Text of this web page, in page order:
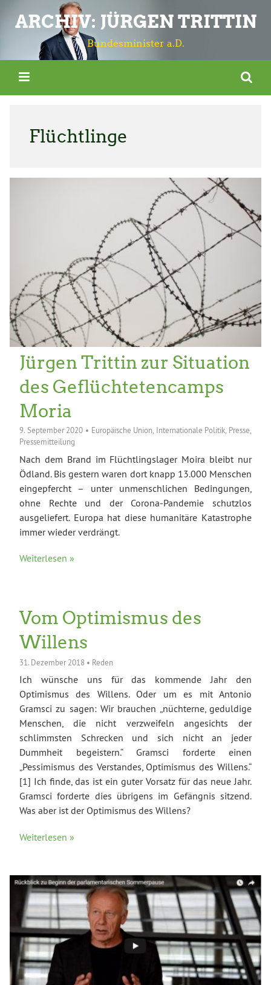
ARCHIV: JÜRGEN TRITTIN
Bundesminister a.D.
Flüchtlinge
Jürgen Trittin zur Situation
des Geflüchtetencamps
Moria
9. September 2020 • Europäische Union, Internationale Politik, Presse,
Pressemitteilung
Nach dem Brand im Flüchtlingslager Moira bleibt nur
Ödland. Bis gestern waren dort knapp 13.000 Menschen
eingepfercht – unter unmenschlichen Bedingungen,
ohne Rechte und der Corona-Pandemie schutzlos
ausgeliefert. Europa hat diese humanitäre Katastrophe
immer wieder verdrängt.
Weiterlesen »
Vom Optimismus des
Willens
31. Dezember 2018 • Reden
Ich wünsche uns für das kommende Jahr den
Optimismus des Willens. Oder um es mit Antonio
Gramsci zu sagen: Wir brauchen „nüchterne, geduldige
Menschen, die nicht verzweifeln angesichts der
schlimmsten Schrecken und sich nicht an jeder
Dummheit begeistern.“ Gramsci forderte einen
„Pessimismus des Verstandes, Optimismus des Willens.“
[1] Ich finde, das ist ein guter Vorsatz für das neue Jahr.
Gramsci forderte dies übrigens im Gefängnis sitzend.
Was aber ist der Optimismus des Willens?
Weiterlesen »